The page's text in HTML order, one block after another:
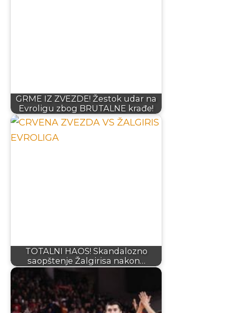
GRME IZ ZVEZDE! Žestok udar na
Evroligu zbog BRUTALNE krađe!
TOTALNI HAOS! Skandalozno
saopštenje Žalgirisa nakon…